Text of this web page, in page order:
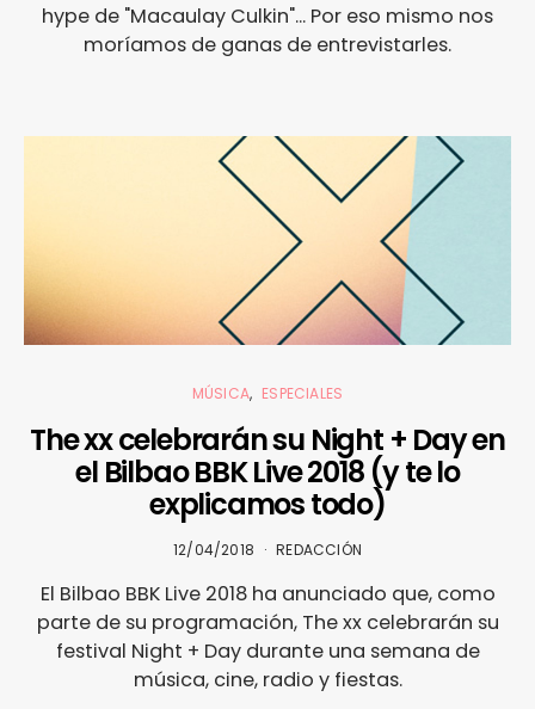
hype de "Macaulay Culkin"... Por eso mismo nos
moríamos de ganas de entrevistarles.
MÚSICA ESPECIALES
The xx celebrarán su Night + Day en
el Bilbao BBK Live 2018 (y te lo
explicamos todo)
12/04/2018 REDACCIÓN
El Bilbao BBK Live 2018 ha anunciado que, como
parte de su programación, The xx celebrarán su
festival Night + Day durante una semana de
música, cine, radio y fiestas.